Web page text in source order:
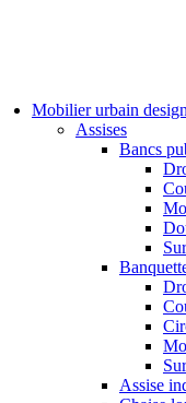
Mobilier urbain design
Assises
Bancs
Assise